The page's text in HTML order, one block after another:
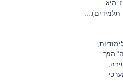
היא
השכבה הגדולה בבית הספר (149תלמידים), ואחריה
הפך